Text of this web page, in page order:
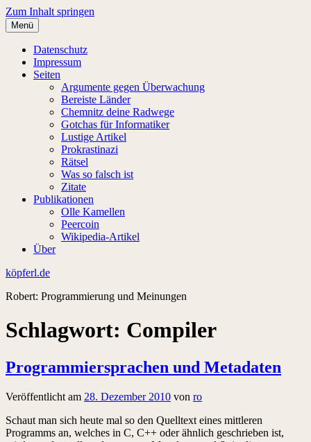
Zum Inhalt springen
Menü
Datenschutz
Impressum
Seiten
Argumente gegen Überwachung
Bereiste Länder
Chemnitz deine Radwege
Gotchas für Informatiker
Lustige Artikel
Prokrastinazi
Rätsel
Was so falsch ist
Zitate
Publikationen
Olle Kamellen
Peercoin
Wikipedia-Artikel
Über
köpferl.de
Robert: Programmierung und Meinungen
Schlagwort: Compiler
Programmiersprachen und Metadaten
Veröffentlicht am 28. Dezember 2010 von ro
Schaut man sich heute mal so den Quelltext eines mittleren
Programms an, welches in C, C++ oder ähnlich geschrieben ist,